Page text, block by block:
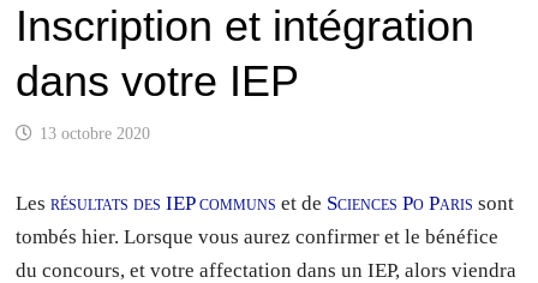
Inscription et intégration
dans votre IEP
13 octobre 2020
Lesrésultats des IEP communs et de Sciences Po Paris sont
tombés hier. Lorsque vous aurez confirmer et le bénéfice
du concours, et votre affectation dans un IEP, alors viendra